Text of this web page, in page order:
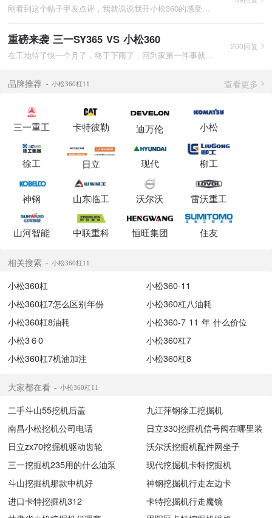
刚看到这个帖子甲友点评，我就说说我开小松360的感受，我是2017
重磅来袭 三一SY365 VS 小松360
在工地待了快一个月了，终于下雨了，回到家第一件事就是打开电脑
200回复
品牌推荐 小松360杠11 查看更多
三一重工 卡特彼勒 迪万伦 小松
徐工 日立 现代 柳工
神钢 山东临工 沃尔沃 雷沃重工
山河智能 中联重科 恒旺集团 住友
相关搜索 小松360杠11
小松360杠
小松360-11
小松360杠7怎么区别年份
小松360杠八油耗
小松360杠8油耗
小松360-7 11 年 什么价位
小松3６0
小松360杠7
小松360杠7机油加注
小松360杠8
大家都在看 小松360杠11
二手斗山55挖机后盖
九江萍钢徐工挖掘机
南昌小松挖机公司电话
日立330挖掘机信号阀在哪里装
日立zx70挖掘机驱动齿轮
沃尔沃挖掘机配件网坐子
三一挖掘机235用的什么油泵
现代挖掘机卡特挖掘机
斗山挖掘机那款中机好
神钢挖掘机行走左边卡
进口卡特挖掘机312
卡特挖掘机行走魔镜